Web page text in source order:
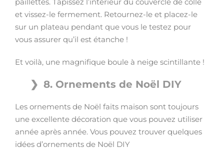
et vissez-le fermement. Retournez-le et placez-le
sur un plateau pendant que vous le testez pour
vous assurer qu’il est étanche !
Et voilà, une magnifique boule à neige scintillante !
8. Ornements de Noël DIY
Les ornements de Noël faits maison sont toujours
une excellente décoration que vous pouvez utiliser
année après année. Vous pouvez trouver quelques
idées d’ornements de Noël DIY